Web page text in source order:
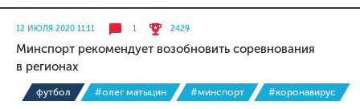
12 ИЮЛЯ 2020 11:11 1 2429
Минспорт рекомендует возобновить соревнования
в регионах
футбол #олег матыцин #минспорт #коронавирус